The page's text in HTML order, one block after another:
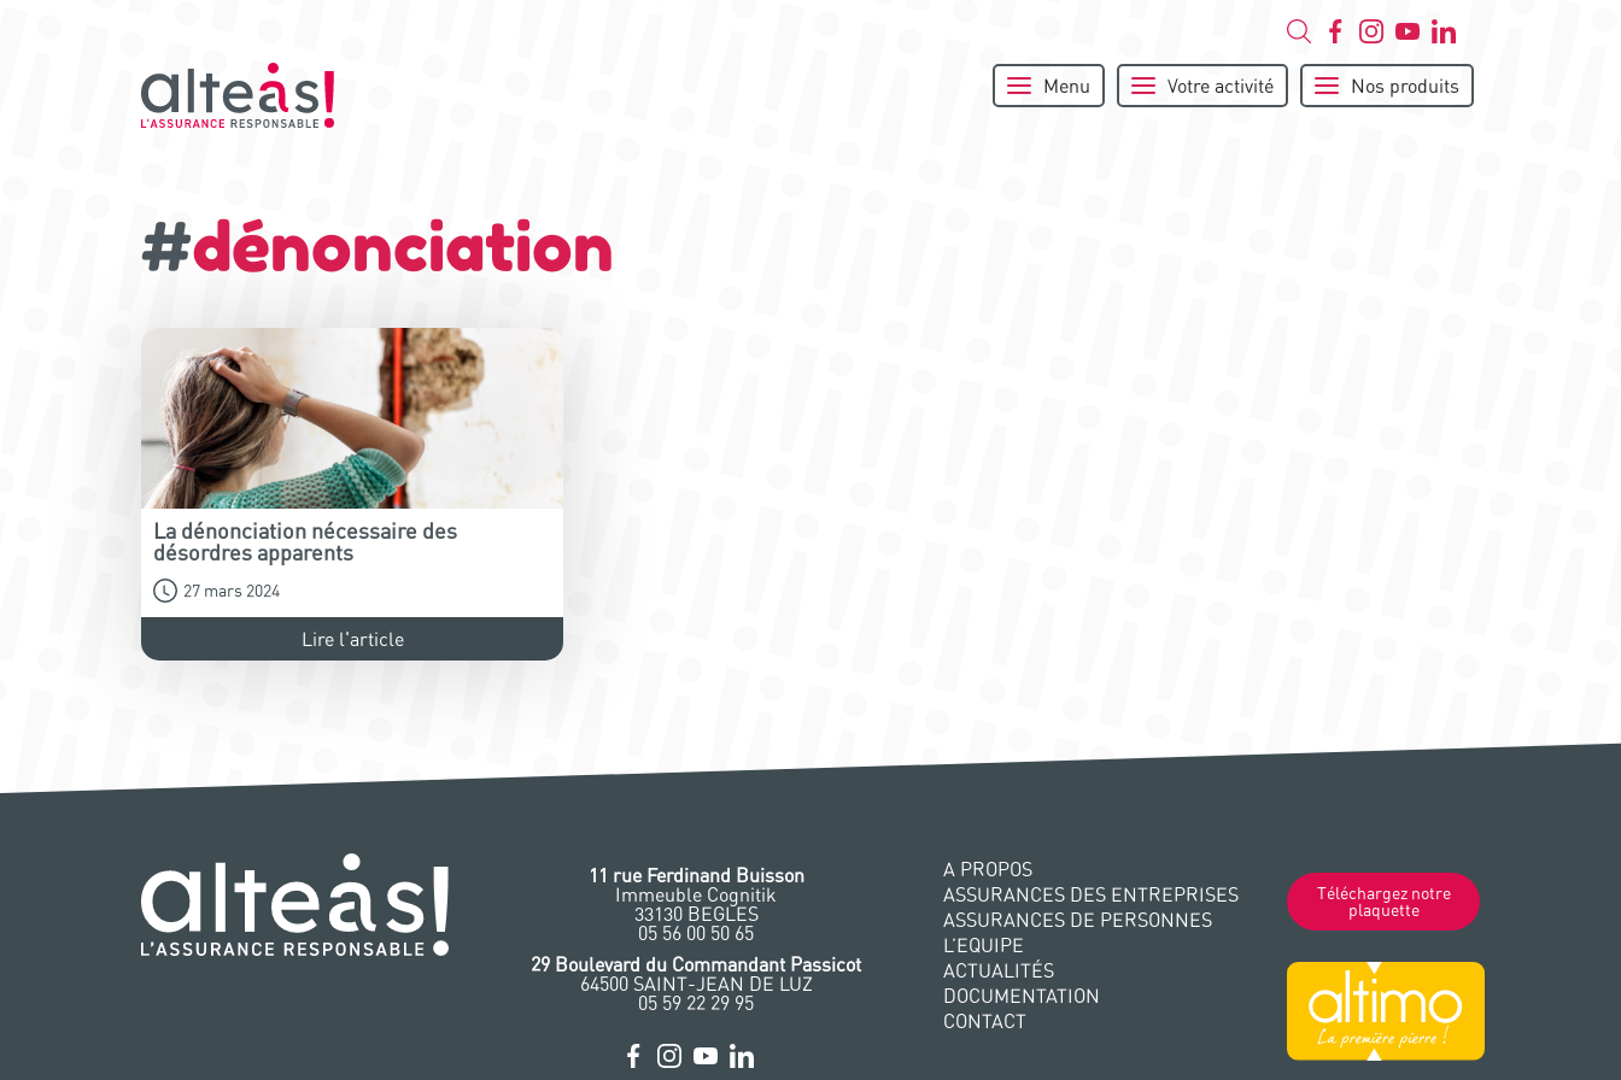
Menu Votre activité Nos produits
#dénonciation
La dénonciation nécessaire des
désordres apparents
27 mars 2024
Lire l'article
11 rue Ferdinand Buisson
Immeuble Cognitik
33130 BEGLES
‭05 56 00 50 65
‭29 Boulevard du Commandant Passicot
64500 SAINT-JEAN DE LUZ
05 59 22 29 95
A PROPOS
ASSURANCES DES ENTREPRISES
ASSURANCES DE PERSONNES
L’EQUIPE
ACTUALITÉS
DOCUMENTATION
CONTACT
Téléchargez notre
plaquette